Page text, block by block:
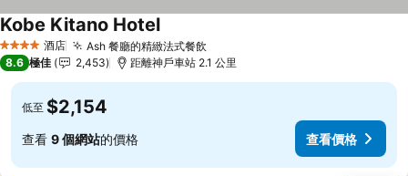
4 星級 酒店 Ash 餐廳的精緻法式餐飲查看價格
Kobe Kitano Hotel查看價格
8.6 極佳 2,453 距離神戶車站 2.1 公里
低至 $2,154
查看 9 個網站的價格 查看價格